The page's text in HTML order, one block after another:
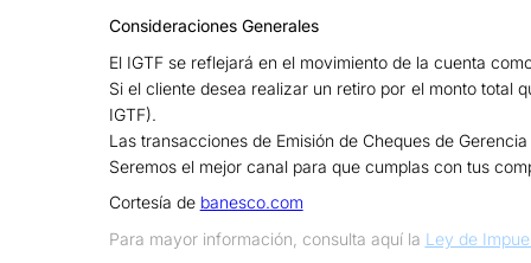
Consideraciones Generales
El IGTF se reflejará en el movimiento de la cuenta
Si el cliente desea realizar un retiro por el monto total
IGTF).
Las transacciones de Emisión de Cheques de
Seremos el mejor canal para que cumplas con tus
Cortesía de banesco.com
Para mayor información, consulta aquí la Ley de